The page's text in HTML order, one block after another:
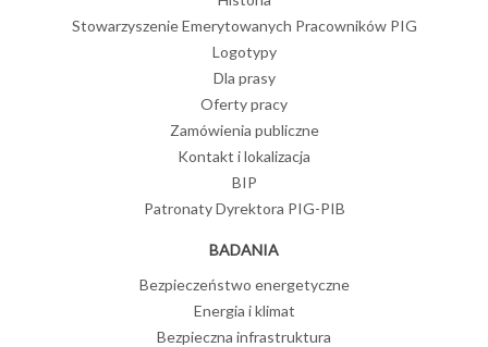
Stowarzyszenie Emerytowanych Pracowników PIG
Logotypy
Dla prasy
Oferty pracy
Zamówienia publiczne
Kontakt i lokalizacja
BIP
Patronaty Dyrektora PIG-PIB
BADANIA
Bezpieczeństwo energetyczne
Energia i klimat
Bezpieczna infrastruktura